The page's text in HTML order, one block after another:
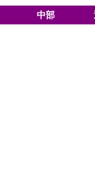
中部